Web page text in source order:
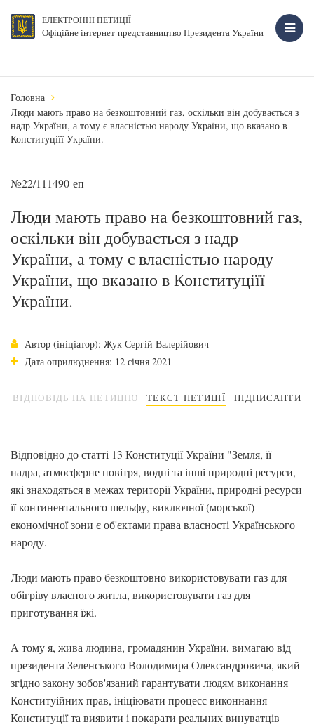
ЕЛЕКТРОННІ ПЕТИЦІЇ
Офіційне інтернет-представництво Президента України
Головна
Люди мають право на безкоштовний газ, оскільки він добувається з
надр України, а тому є власністью народу України, що вказано в
Конституціїї України.
№22/111490-еп
Люди мають право на безкоштовний газ,
оскільки він добувається з надр
України, а тому є власністью народу
України, що вказано в Конституціїї
України.
Автор (ініціатор): Жук Сергій Валерійович
Дата оприлюднення: 12 січня 2021
ВІДПОВІДЬ НА ПЕТИЦІЮ ТЕКСТ ПЕТИЦІЇ ПІДПИСАНТИ
Відповідно до статті 13 Конституції України "Земля, її
надра, атмосферне повітря, водні та інші природні ресурси,
які знаходяться в межах території України, природні ресурси
її континентального шельфу, виключної (морської)
економічної зони є об'єктами права власності Українського
народу.
Люди мають право безкоштовно використовувати газ для
обігріву власного житла, використовувати газ для
приготування їжі.
А тому я, жива людина, громадянин України, вимагаю від
президента Зеленського Володимира Олександровича, який
згідно закону зобов'язаний гарантувати людям виконання
Конституійних прав, ініціювати процесс виконнання
Конституції та виявити і покарати реальних винуватців